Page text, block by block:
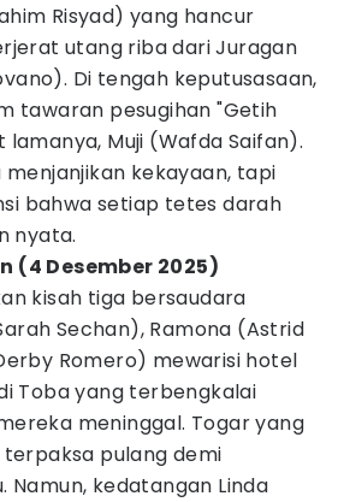
Risyad) yang hancur
utang riba dari Juragan
Di tengah keputusasaan,
tawaran pesugihan "Getih
Muji (Wafda Saifan).
kekayaan, tapi
bahwa setiap tetes darah
nyata.
(4 Desember 2025)
kisah tiga bersaudara
Sechan), Ramona (Astrid
Romero) mewarisi hotel
Toba yang terbengkalai
meninggal. Togar yang
pulang demi
Namun, kedatangan Linda